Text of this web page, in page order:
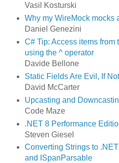
Vasil Kosturski
Why my WireMock mocks
Daniel Genezini
C# Tip: Access items from
using the ^ operator
Davide Bellone
Static Fields Are Evil, If
David McCarter
Upcasting and
Code Maze
.NET 8 Performance
Steven Giesel
Converting Strings to
and ISpanParsable